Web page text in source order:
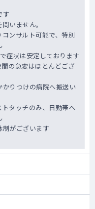
す
いません。
ンサルト可能で、特別
症状は安定しております
の急変はほとんどござ
りつけの病院へ搬送い
タッチのみ、日勤帯へ
がございます